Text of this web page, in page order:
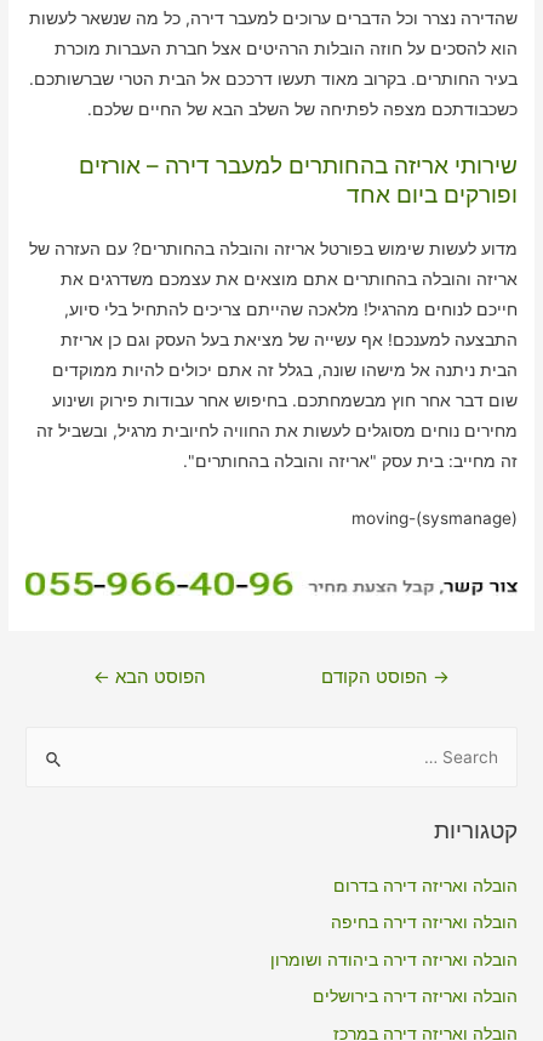
שהדירה נצרר וכל הדברים ערוכים למעבר דירה, כל מה שנשאר לעשות
הוא להסכים על חוזה הובלות הרהיטים אצל חברת העברות מוכרת
בעיר החותרים. בקרוב מאוד תעשו דרככם אל הבית הטרי שברשותכם.
כשכבודתכם מצפה לפתיחה של השלב הבא של החיים שלכם.
שירותי אריזה בהחותרים למעבר דירה – אורזים
ופורקים ביום אחד
מדוע לעשות שימוש בפורטל אריזה והובלה בהחותרים? עם העזרה של
אריזה והובלה בהחותרים אתם מוצאים את עצמכם משדרגים את
חייכם לנוחים מהרגיל! מלאכה שהייתם צריכים להתחיל בלי סיוע,
התבצעה למענכם! אף עשייה של מציאת בעל העסק וגם כן אריזת
הבית ניתנה אל מישהו שונה, בגלל זה אתם יכולים להיות ממוקדים
שום דבר אחר חוץ מבשמחתכם. בחיפוש אחר עבודות פירוק ושינוע
מחירים נוחים מסוגלים לעשות את החוויה לחיובית מרגיל, ובשביל זה
זה מחייב: בית עסק "אריזה והובלה בהחותרים".
moving-(sysmanage)
ניווט→ הפוסט הקודם הפוסט הבא ←
r
o
r
:
קטגוריות
הובלה ואריזה דירה בדרום
הובלה ואריזה דירה בחיפה
הובלה ואריזה דירה ביהודה ושומרון
הובלה ואריזה דירה בירושלים
הובלה ואריזה דירה במרכז